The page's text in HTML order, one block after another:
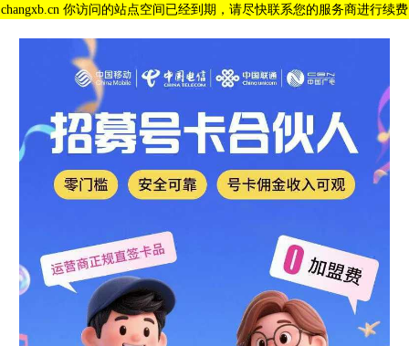
changxb.cn 你访问的站点空间已经到期，请尽快联系您的服务商进行续费